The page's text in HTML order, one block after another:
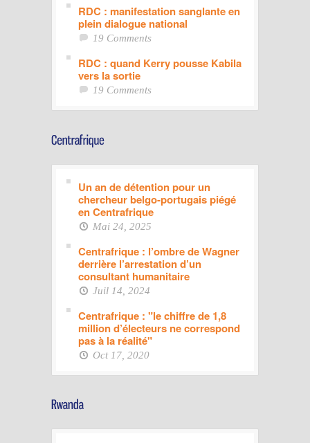
RDC : manifestation sanglante en
plein dialogue national
19 Comments
RDC : quand Kerry pousse Kabila
vers la sortie
19 Comments
Un an de détention pour un
chercheur belgo-portugais piégé
en Centrafrique
Mai 24, 2025
Centrafrique : l’ombre de Wagner
derrière l’arrestation d’un
consultant humanitaire
Juil 14, 2024
Centrafrique : "le chiffre de 1,8
million d’électeurs ne correspond
pas à la réalité"
Oct 17, 2020